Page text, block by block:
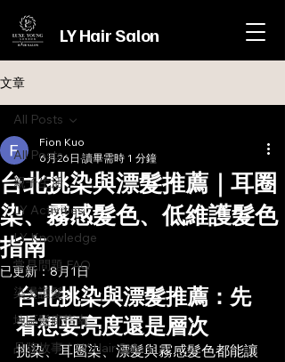
LY Hair Salon
文章
All Posts
親子生活
LY Activities
LY Knowledge
常見問題 FAQ
染燙護髮
地區髮廊指南
品牌故事｜LY Hair Salon
All Posts
台北挑染與漂髮推薦｜耳圈
染、霧感髮色、低維護髮色
指南
Fion Kuo
6月26日 讀畢需時 1 分鐘
已更新：8月1日
台北挑染與漂髮推薦：先
看想要亮度還是層次
挑染、耳圈染、漂髮與霧感髮色都能讓